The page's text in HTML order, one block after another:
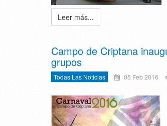
Leer más...
Campo de Criptana
grupos
Todas Las Noticias 05 Feb 2016